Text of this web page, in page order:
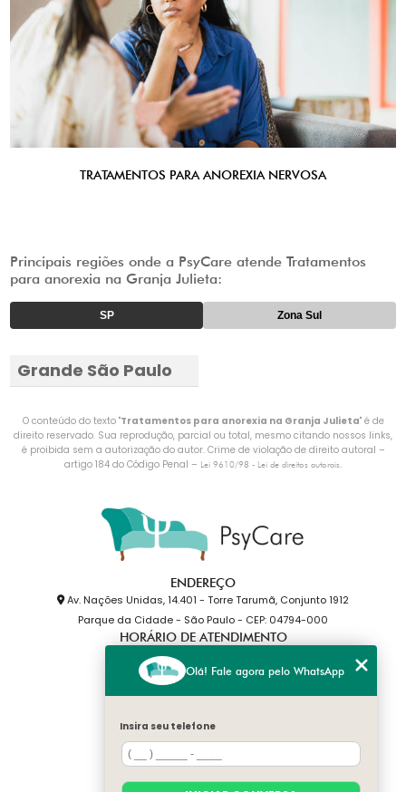
TRATAMENTOS PARA ANOREXIA NERVOSA
Principais regiões onde a PsyCare atende Tratamentos
para anorexia na Granja Julieta:
SP Zona Sul
Grande São Paulo
O conteúdo do texto "Tratamentos para anorexia na Granja Julieta" é de
direito reservado. Sua reprodução, parcial ou total, mesmo citando nossos links,
é proibida sem a autorização do autor. Crime de violação de direito autoral –
artigo 184 do Código Penal – Lei 9610/98 - Lei de direitos autorais.
ENDEREÇO
Av. Nações Unidas, 14.401 - Torre Tarumã, Conjunto 1912
Parque da Cidade - São Paulo - CEP: 04794-000
HORÁRIO DE ATENDIMENTO
PSYCARE
(11) 99603-8855
MENU
HOME
Olá! Fale agora pelo WhatsApp
Insira seu telefone